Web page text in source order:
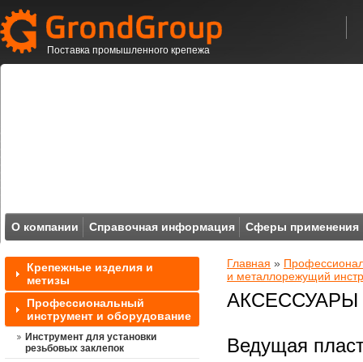
Поставка промышленного крепежа
О компании Справочная информация Сферы применения
Главная »
и металлорежущий
АКСЕССУАРЫ
Ведущая
Крепежные изделия и
метизы
Профессиональный
инструмент и оборудование
Инструмент для установки
резьбовых заклепок